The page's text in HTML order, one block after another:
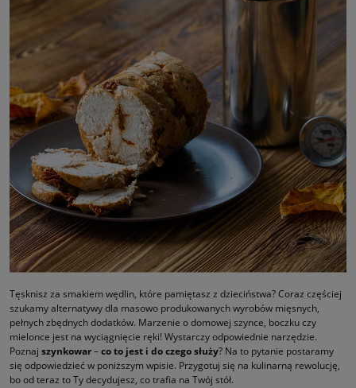
Tęsknisz za smakiem wędlin, które pamiętasz z dzieciństwa? Coraz częściej
szukamy alternatywy dla masowo produkowanych wyrobów mięsnych,
pełnych zbędnych dodatków. Marzenie o domowej szynce, boczku czy
mielonce jest na wyciągnięcie ręki! Wystarczy odpowiednie narzędzie.
Poznaj szynkowar–co to jest i do czego służy? Na to pytanie postaramy
się odpowiedzieć w poniższym wpisie. Przygotuj się na kulinarną rewolucję,
bo od teraz to Ty decydujesz, co trafia na Twój stół.